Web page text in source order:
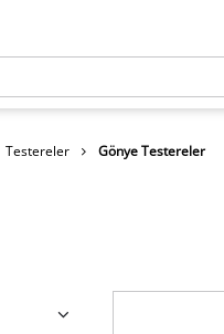
Testereler Gönye Testereler